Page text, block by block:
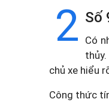
2 Số
Có
chủ xe hiểu
Công thức